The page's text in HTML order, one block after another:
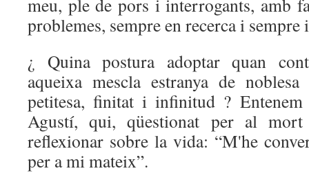
meu, ple de pors i interrogants, amb
problemes, sempre en recerca i sempre
¿ Quina postura adoptar quan
aqueixa mescla estranya de
petitesa, finitat i infinitud ? Entenem
Agustí, qui, qüestionat per al
reflexionar sobre la vida: “M'he
per a mi mateix”.